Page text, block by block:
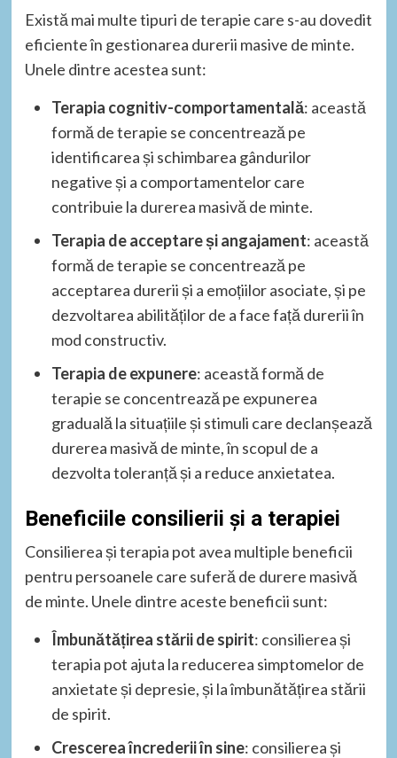
Există mai multe tipuri de terapie care s-au dovedit
eficiente în gestionarea durerii masive de minte.
Unele dintre acestea sunt:
Terapia cognitiv-comportamentală: această
formă de terapie se concentrează pe
identificarea și schimbarea gândurilor
negative și a comportamentelor care
contribuie la durerea masivă de minte.
Terapia de acceptare și angajament: această
formă de terapie se concentrează pe
acceptarea durerii și a emoțiilor asociate, și pe
dezvoltarea abilităților de a face față durerii în
mod constructiv.
Terapia de expunere: această formă de
terapie se concentrează pe expunerea
graduală la situațiile și stimuli care declanșează
durerea masivă de minte, în scopul de a
dezvolta toleranță și a reduce anxietatea.
Beneficiile consilierii și a terapiei
Consilierea și terapia pot avea multiple beneficii
pentru persoanele care suferă de durere masivă
de minte. Unele dintre aceste beneficii sunt:
Îmbunătățirea stării de spirit: consilierea și
terapia pot ajuta la reducerea simptomelor de
anxietate și depresie, și la îmbunătățirea stării
de spirit.
Crescerea încrederii în sine: consilierea și